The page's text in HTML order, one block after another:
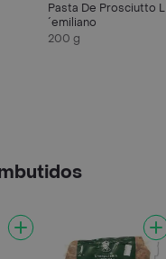
Pasta De Prosciutto L
´emiliano
200 g